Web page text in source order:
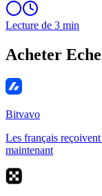
Lecture de 3 min
Acheter
Bitvavo
Les français
maintenant